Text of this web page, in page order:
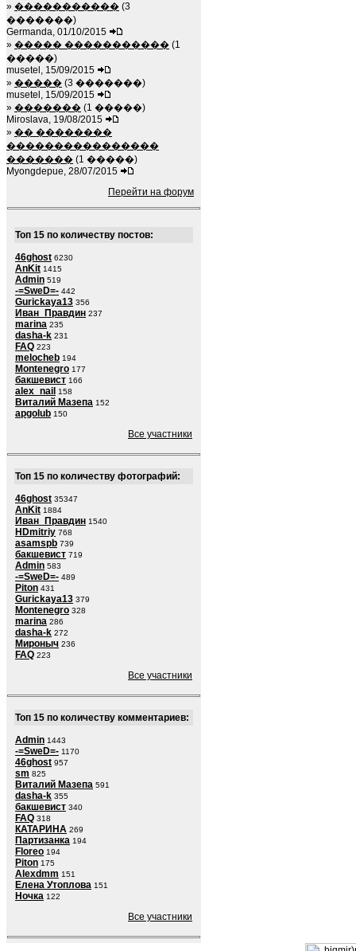
» ����������� (3
�������)
Germanda, 01/10/2015
» ����� ����������� (1
�����)
musetel, 15/09/2015
» ����� (3 �������)
musetel, 15/09/2015
» ������� (1 �����)
Miroslava, 19/08/2015
» �� ��������
����������������
������� (1 �����)
Myongdepue, 28/07/2015
Перейти на форум
Топ 15 по количеству постов:
46ghost 6230
AnKit 1415
Admin 519
-=SweD=- 442
Gurickaya13 356
Иван_Правдин 237
marina 235
dasha-k 231
FAQ 223
melocheb 194
Montenegro 177
бакшевист 166
alex_nail 158
Виталий Мазепа 152
apgolub 150
Все участники
Топ 15 по количеству фотографий:
46ghost 35347
AnKit 1884
Иван_Правдин 1540
HDmitriy 768
asamspb 739
бакшевист 719
Admin 583
-=SweD=- 489
Piton 431
Gurickaya13 379
Montenegro 328
marina 286
dasha-k 272
Мироныч 236
FAQ 223
Все участники
Топ 15 по количеству комментариев:
Admin 1443
-=SweD=- 1170
46ghost 957
sm 825
Виталий Мазепа 591
dasha-k 355
бакшевист 340
FAQ 318
КАТАРИНА 269
Партизанка 194
Floreo 194
Piton 175
Alexdmm 151
Елена Утоплова 151
Ночка 122
Все участники